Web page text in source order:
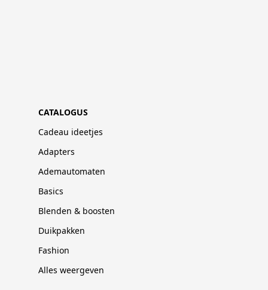
CATALOGUS
Cadeau ideetjes
Adapters
Ademautomaten
Basics
Blenden & boosten
Duikpakken
Fashion
Alles weergeven